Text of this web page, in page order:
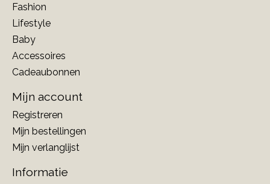
Fashion
Lifestyle
Baby
Accessoires
Cadeaubonnen
Mijn account
Registreren
Mijn bestellingen
Mijn verlanglijst
Informatie